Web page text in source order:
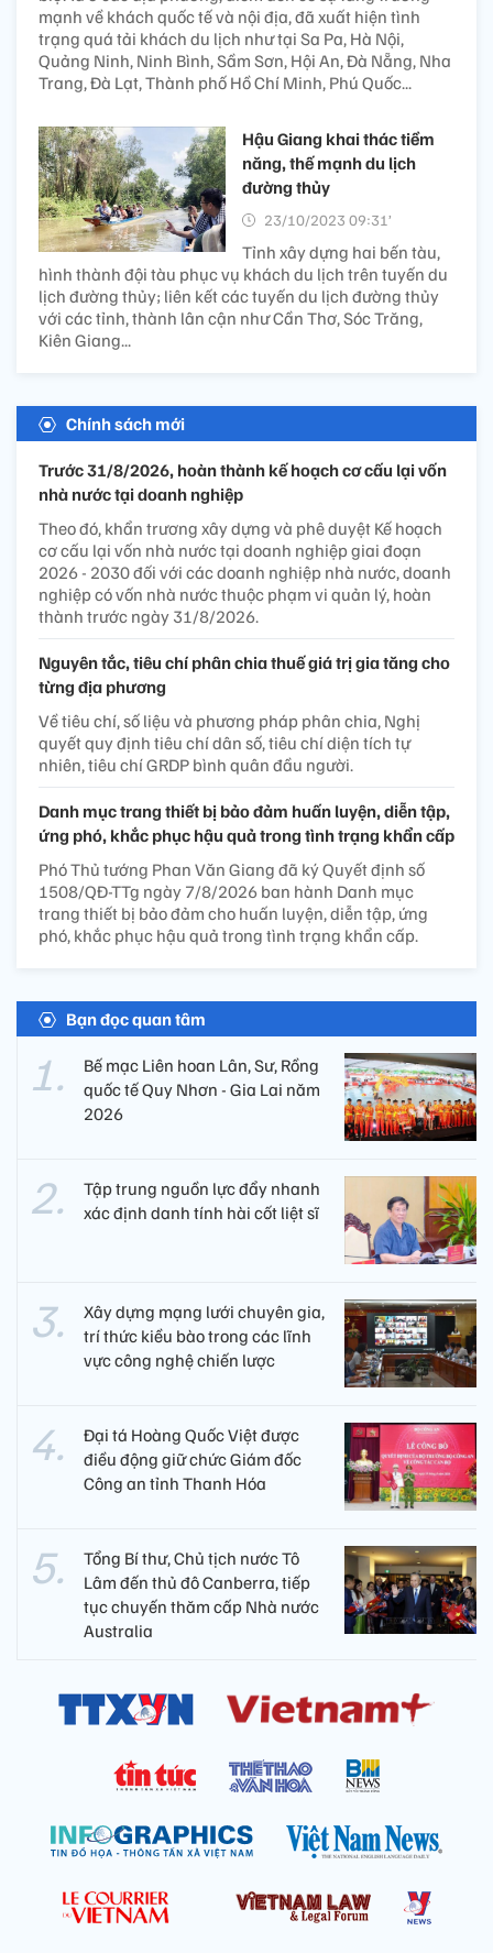
mạnh về khách quốc tế và nội địa, đã xuất hiện tình
trạng quá tải khách du lịch như tại Sa Pa, Hà Nội,
Quảng Ninh, Ninh Bình, Sầm Sơn, Hội An, Đà Nẵng, Nha
Trang, Đà Lạt, Thành phố Hồ Chí Minh, Phú Quốc...
Hậu Giang khai thác tiềm
năng, thế mạnh du lịch
đường thủy
23/10/2023 09:31’
Tỉnh xây dựng hai bến tàu,
hình thành đội tàu phục vụ khách du lịch trên tuyến du
lịch đường thủy; liên kết các tuyến du lịch đường thủy
với các tỉnh, thành lân cận như Cần Thơ, Sóc Trăng,
Kiên Giang...
Chính sách mới
Trước 31/8/2026, hoàn thành kế hoạch cơ cấu lại vốn
nhà nước tại doanh nghiệp
Theo đó, khẩn trương xây dựng và phê duyệt Kế hoạch
cơ cấu lại vốn nhà nước tại doanh nghiệp giai đoạn
2026 - 2030 đối với các doanh nghiệp nhà nước, doanh
nghiệp có vốn nhà nước thuộc phạm vi quản lý, hoàn
thành trước ngày 31/8/2026.
Nguyên tắc, tiêu chí phân chia thuế giá trị gia tăng cho
từng địa phương
Về tiêu chí, số liệu và phương pháp phân chia, Nghị
quyết quy định tiêu chí dân số, tiêu chí diện tích tự
nhiên, tiêu chí GRDP bình quân đầu người.
Danh mục trang thiết bị bảo đảm huấn luyện, diễn tập,
ứng phó, khắc phục hậu quả trong tình trạng khẩn cấp
Phó Thủ tướng Phan Văn Giang đã ký Quyết định số
1508/QĐ-TTg ngày 7/8/2026 ban hành Danh mục
trang thiết bị bảo đảm cho huấn luyện, diễn tập, ứng
phó, khắc phục hậu quả trong tình trạng khẩn cấp.
Bạn đọc quan tâm
Bế mạc Liên hoan Lân, Sư, Rồng
quốc tế Quy Nhơn - Gia Lai năm
2026
Tập trung nguồn lực đẩy nhanh
xác định danh tính hài cốt liệt sĩ
Xây dựng mạng lưới chuyên gia,
trí thức kiều bào trong các lĩnh
vực công nghệ chiến lược
Đại tá Hoàng Quốc Việt được
điều động giữ chức Giám đốc
Công an tỉnh Thanh Hóa
Tổng Bí thư, Chủ tịch nước Tô
Lâm đến thủ đô Canberra, tiếp
tục chuyến thăm cấp Nhà nước
Australia